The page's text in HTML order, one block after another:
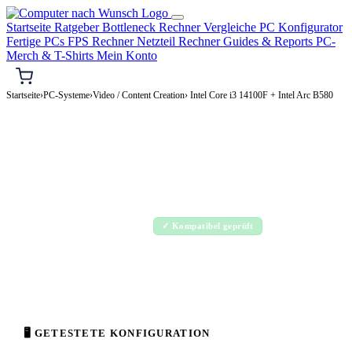
Startseite RatgeberBottleneck RechnerVergleiche PC Konfigurator
Fertige PCs FPS RechnerNetzteil RechnerGuides & Reports PC-
Merch & T-Shirts Mein Konto
Startseite›PC-Systeme›Video / Content Creation› Intel Core i3 14100F + Intel Arc B580
✓ Kompatibel geprüft
🖥 GETESTETE KONFIGURATION